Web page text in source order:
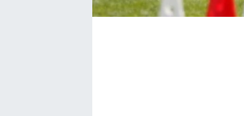
Küre Haberleri